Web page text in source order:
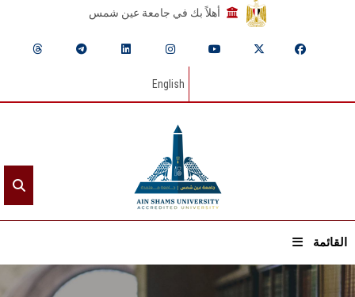
أهلاً بك في جامعة عين شمس
English
القائمة
الرئيسيـة